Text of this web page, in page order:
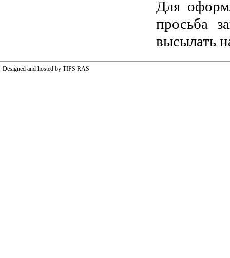
Для
просьба
высылать
Designed and hosted by TIPS RAS